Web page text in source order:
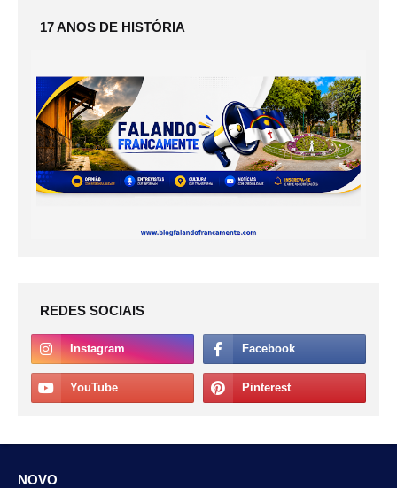
17 ANOS DE HISTÓRIA
REDES SOCIAIS
NOVO